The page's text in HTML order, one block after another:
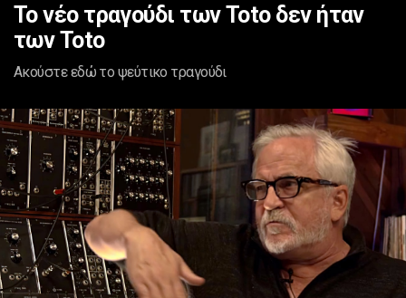
Το νέο τραγούδι των Toto δεν ήταν
των Toto
Ακούστε εδώ το ψεύτικο τραγούδι